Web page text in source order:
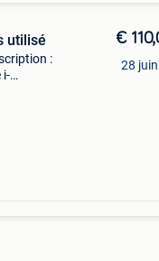
utilisé
:
i-
€
28